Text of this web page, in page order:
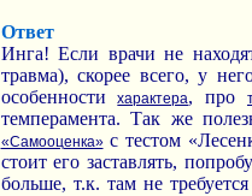
Ответ
Инга! Если врачи не
травма), скорее всего, у
особенностихарактера, про
темперамента. Так же
«Самооценка»с тестом
стоит его заставлять,
больше, т.к. там не